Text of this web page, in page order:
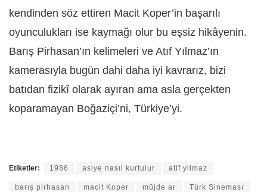
kendinden söz ettiren Macit Koper’in başarılı
oyunculukları ise kaymağı olur bu eşsiz hikâyenin.
Barış Pirhasan’ın kelimeleri ve Atıf Yılmaz’ın
kamerasıyla bugün dahi daha iyi kavrarız, bizi
batıdan fizikî olarak ayıran ama asla gerçekten
koparamayan Boğaziçi’ni, Türkiye’yi.
Etiketler: 1986 asiye nasıl kurtulur atif yilmaz
barış pirhasan macit Koper müjde ar Türk Sineması